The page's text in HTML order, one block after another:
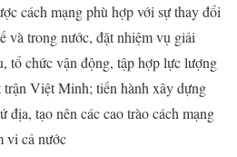
cách mạng phù hợp với sự thay đổi
và trong nước, đặt nhiệm vụ giải
tổ chức vận động, tập hợp lực lượng
trận Việt Minh; tiến hành xây dựng
địa, tạo nên các cao trào cách mạng
vi cả nước